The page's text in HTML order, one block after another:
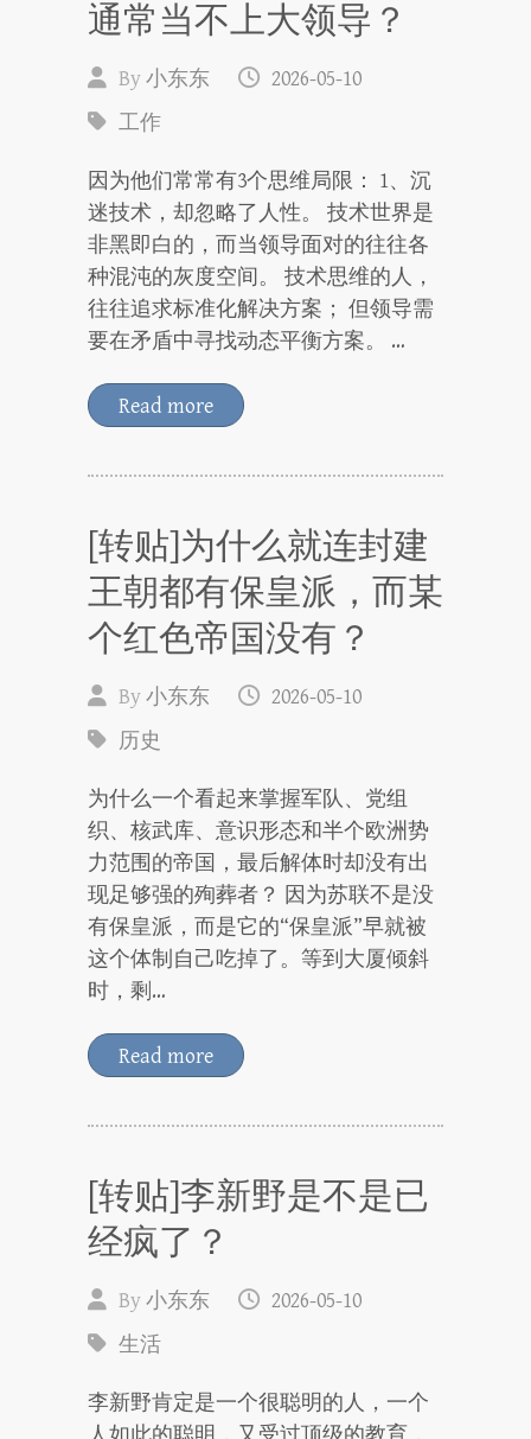
通常当不上大领导？
By小东东
2026-05-10
工作
因为他们常常有3个思维局限： 1、沉
迷技术，却忽略了人性。 技术世界是
非黑即白的，而当领导面对的往往各
种混沌的灰度空间。 技术思维的人，
往往追求标准化解决方案； 但领导需
要在矛盾中寻找动态平衡方案。 …
Read more
[转贴]为什么就连封建
王朝都有保皇派，而某
个红色帝国没有？
By小东东
2026-05-10
历史
为什么一个看起来掌握军队、党组
织、核武库、意识形态和半个欧洲势
力范围的帝国，最后解体时却没有出
现足够强的殉葬者？ 因为苏联不是没
有保皇派，而是它的“保皇派”早就被
这个体制自己吃掉了。等到大厦倾斜
时，剩…
Read more
[转贴]李新野是不是已
经疯了？
By小东东
2026-05-10
生活
李新野肯定是一个很聪明的人，一个